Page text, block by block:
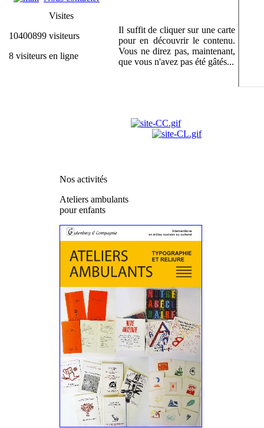
Visites
10400899 visiteurs
8 visiteurs en ligne
Il suffit de cliquer sur une carte
pour en découvrir le contenu.
Vous ne direz pas, maintenant,
que vous n'avez pas été gâtés...
Nos activités
Ateliers ambulants
pour enfants